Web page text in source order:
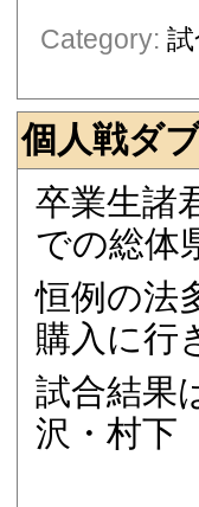
Category:
個人戦ダ
卒業生諸
での総体
恒例の法
購入に行
試合結
沢・村下